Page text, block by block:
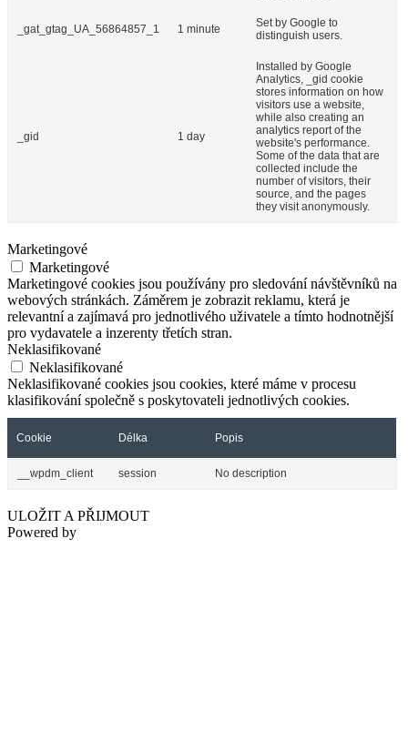
_gat_gtag_UA_56864857_1 1 minute
Set by Google to
distinguish users.
_gid 1 day
Installed by Google
Analytics, _gid cookie
stores information on how
visitors use a website,
while also creating an
analytics report of the
website's performance.
Some of the data that are
collected include the
number of visitors, their
source, and the pages
they visit anonymously.
Marketingové
Marketingové
Marketingové cookies jsou používány pro sledování návštěvníků na
webových stránkách. Záměrem je zobrazit reklamu, která je
relevantní a zajímavá pro jednotlivého uživatele a tímto hodnotnější
pro vydavatele a inzerenty třetích stran.
Neklasifikované
Neklasifikované
Neklasifikované cookies jsou cookies, které máme v procesu
klasifikování společně s poskytovateli jednotlivých cookies.
Cookie Délka Popis
__wpdm_client session No description
ULOŽIT A PŘIJMOUT
Powered by